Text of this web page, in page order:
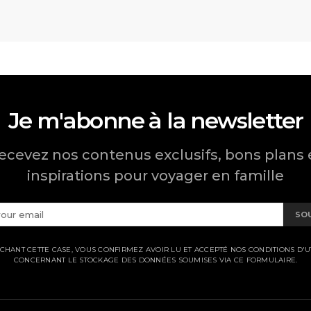
Je m'abonne à la newsletter
nos contenus exclusifs, bons plans
inspirations pour voyager en famille
CETTE CASE, VOUS CONFIRMEZ AVOIR LU ET ACCEPTÉ NOS CONDITIONS
CONCERNANT LE STOCKAGE DES DONNÉES SOUMISES VIA CE FORMULAIRE.